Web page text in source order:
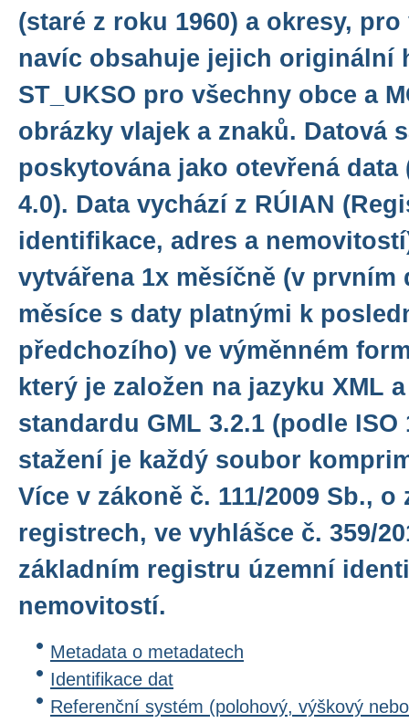
(staré z roku 1960) a okresy,
navíc obsahuje jejich originální
ST_UKSO pro všechny obce a
obrázky vlajek a znaků. Datová
poskytována jako otevřená data
4.0). Data vychází z RÚIAN
identifikace, adres a
vytvářena 1x měsíčně (v prvním
měsíce s daty platnými k
předchozího) ve výměnném
který je založen na jazyku XML
standardu GML 3.2.1 (podle ISO
stažení je každý soubor
Více v zákoně č. 111/2009 Sb.,
registrech, ve vyhlášce č. 359/
základním registru územní
nemovitostí.
Metadata o metadatech
Identifikace dat
Referenční systém (polohový, výškový